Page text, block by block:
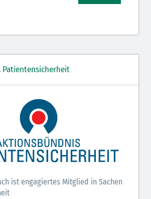
ist engagiertes Mitglied in Sachen